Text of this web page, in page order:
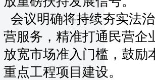
会议明确将持续夯实法
营服务，精准打通民营企
放宽市场准入门槛，鼓励
重点工程项目建设。